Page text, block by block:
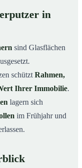
in
sind Glasflächen
schützt Rahmen,
Ihrer Immobilie.
lagern sich
im Frühjahr und